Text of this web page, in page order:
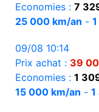
Economies : 7
25 000 km/an -
09/08 10:14
Prix achat : 39
Economies : 1
15 000 km/an - 1